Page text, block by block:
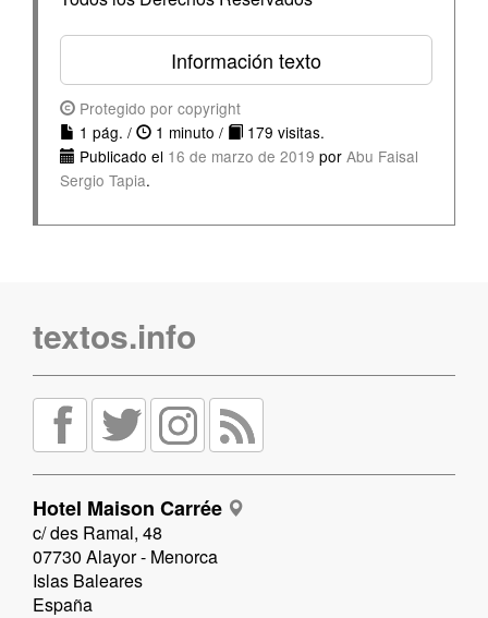
Información texto
Protegido por copyright
1 pág. /
1 minuto /
179 visitas.
Publicado el 16 de marzo de 2019 por Abu Faisal
Sergio Tapia.
textos.info
Hotel Maison Carrée
c/ des Ramal, 48
07730 Alayor - Menorca
Islas Baleares
España